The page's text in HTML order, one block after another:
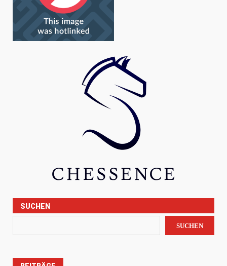
SUCHEN
SUCHEN